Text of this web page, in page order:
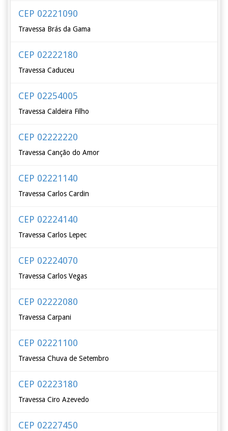
CEP 02221090
Travessa Brás da Gama
CEP 02222180
Travessa Caduceu
CEP 02254005
Travessa Caldeira Filho
CEP 02222220
Travessa Canção do Amor
CEP 02221140
Travessa Carlos Cardin
CEP 02224140
Travessa Carlos Lepec
CEP 02224070
Travessa Carlos Vegas
CEP 02222080
Travessa Carpani
CEP 02221100
Travessa Chuva de Setembro
CEP 02223180
Travessa Ciro Azevedo
CEP 02227450